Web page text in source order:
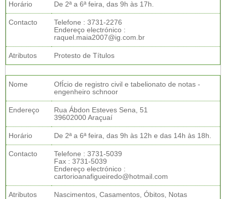
Horário De 2ª a 6ª feira, das 9h às 17h.
Contacto
Telefone : 3731-2276
Endereço electrónico :
raquel.maia2007@ig.com.br
Atributos Protesto de Títulos
Nome
OfÍcio de registro civil e tabelionato de notas -
engenheiro schnoor
Endereço
Rua Ábdon Esteves Sena, 51
39602000 Araçuaí
Horário De 2ª a 6ª feira, das 9h às 12h e das 14h às 18h.
Contacto
Telefone : 3731-5039
Fax : 3731-5039
Endereço electrónico :
cartorioanafigueiredo@hotmail.com
Atributos Nascimentos, Casamentos, Óbitos, Notas